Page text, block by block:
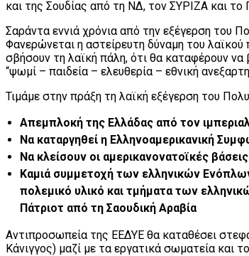
και της Σουδίας από τη ΝΔ, τον ΣΥΡΙΖΑ και
Σαράντα εννιά χρόνια από την εξέγερση του
Φανερώνεται η αστείρευτη δύναμη του λαϊκού
σβήσουν τη λαϊκή πάλη, ότι θα καταφέρουν να
“ψωμί – παιδεία – ελευθερία – εθνική
Τιμάμε στην πράξη τη λαϊκή εξέγερση του
Απεμπλοκή της Ελλάδας από τον
Να καταργηθεί η Ελληνοαμερικανική
Να κλείσουν οι αμερικανονατοϊκές
Καμιά συμμετοχή των ελληνικών
πολεμικό υλικό και τμήματα των
Πάτριοτ από τη Σαουδική Αραβία
Αντιπροσωπεία της ΕΕΔΥΕ θα καταθέσει
Κάνιγγος) μαζί με τα εργατικά σωματεία και